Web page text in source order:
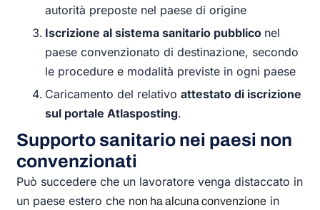
autorità preposte nel paese di origine
Iscrizione al sistema sanitario pubblico nel
paese convenzionato di destinazione, secondo
le procedure e modalità previste in ogni paese
Caricamento del relativoattestato di iscrizione
sul portale Atlasposting.
Supporto sanitario nei paesi non
convenzionati
Può succedere che un lavoratore venga distaccato in
un paese estero che non ha alcuna convenzione in